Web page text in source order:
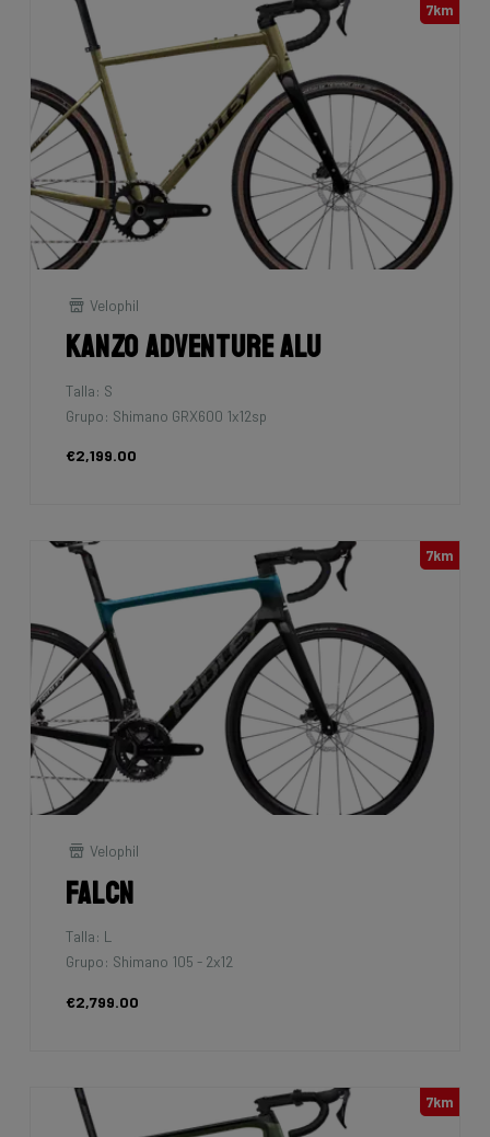
7km
Velophil
Kanzo Adventure Alu
Talla: S
Grupo: Shimano GRX600 1x12sp
€2,199.00
7km
Velophil
Falcn
Talla: L
Grupo: Shimano 105 - 2x12
€2,799.00
7km